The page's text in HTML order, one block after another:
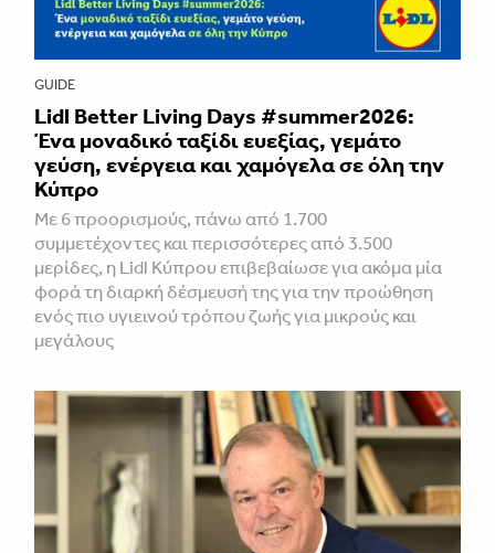
GUIDE
Lidl Better Living Days #summer2026:
Ένα μοναδικό ταξίδι ευεξίας, γεμάτο
γεύση, ενέργεια και χαμόγελα σε όλη την
Κύπρο
Με 6 προορισμούς, πάνω από 1.700
συμμετέχοντες και περισσότερες από 3.500
μερίδες, η Lidl Κύπρου επιβεβαίωσε για ακόμα μία
φορά τη διαρκή δέσμευσή της για την προώθηση
ενός πιο υγιεινού τρόπου ζωής για μικρούς και
μεγάλους